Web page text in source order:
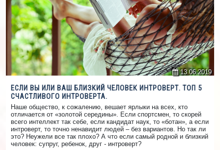
13.06.2019
ЕСЛИ ВЫ ИЛИ ВАШ БЛИЗКИЙ ЧЕЛОВЕК ИНТРОВЕРТ. ТОП 5
СЧАСТЛИВОГО ИНТРОВЕРТА.
Наше общество, к сожалению, вешает ярлыки на всех, кто
отличается от «золотой середины». Если спортсмен, то скорей
всего интеллект так себе, если кандидат наук, то «ботан», а если
интроверт, то точно ненавидит людей – без вариантов. Но так ли
это? Неужели все так плохо? А что если самый родной и близкий
человек: супруг, ребенок, друг - интроверт?